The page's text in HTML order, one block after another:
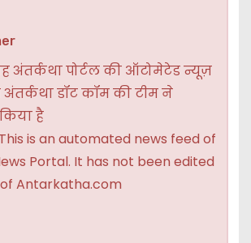
अंतर्कथा पोर्टल की ऑटोमेटेड न्यूज़
डॉट कॉम की टीम ने
है
This is an automated news feed of
Portal. It has not been edited
Antarkatha.com